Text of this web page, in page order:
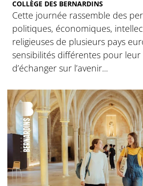
COLLÈGE DES BERNARDINS
Cette journée rassemble des
politiques, économiques,
religieuses de plusieurs pays
sensibilités différentes pour
d’échanger sur l’avenir...